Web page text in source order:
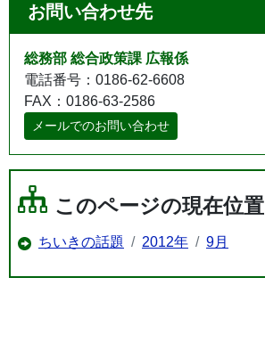
お問い合わせ先
総務部 総合政策課 広報係
電話番号：0186-62-6608
FAX：0186-63-2586
メールでのお問い合わせ
このページの現在位置
ちいきの話題 2012年 9月